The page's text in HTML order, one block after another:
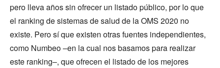
pero lleva años sin ofrecer un listado público, por lo que
el ranking de sistemas de salud de la OMS 2020 no
existe. Pero sí que existen otras fuentes independientes,
como Numbeo –en la cual nos basamos para realizar
este ranking–, que ofrecen el listado de los mejores